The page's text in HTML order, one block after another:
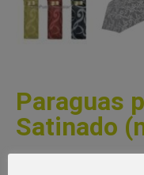
Paraguas
Satinado